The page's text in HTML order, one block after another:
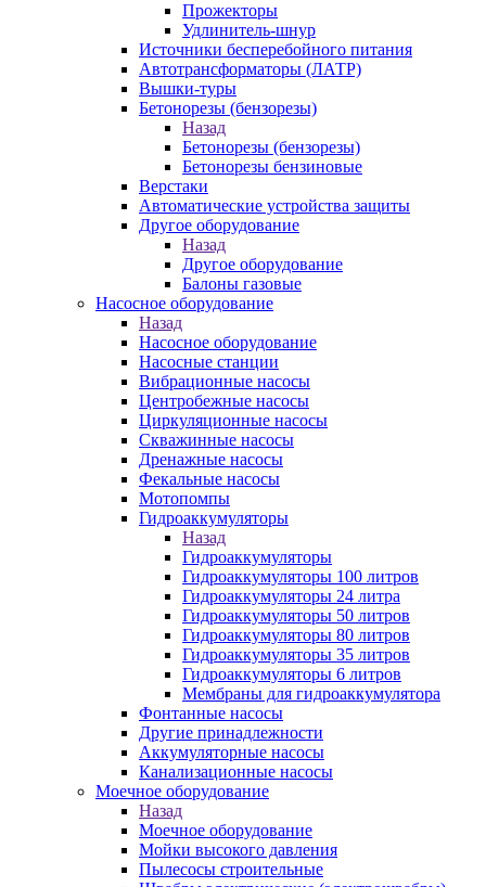
Прожекторы
Удлинитель-шнур
Источники бесперебойного питания
Автотрансформаторы (ЛАТР)
Вышки-туры
Бетонорезы (бензорезы)
Назад
Бетонорезы (бензорезы)
Бетонорезы бензиновые
Верстаки
Автоматические устройства защиты
Другое оборудование
Назад
Другое оборудование
Балоны газовые
Насосное оборудование
Назад
Насосное оборудование
Насосные станции
Вибрационные насосы
Центробежные насосы
Циркуляционные насосы
Скважинные насосы
Дренажные насосы
Фекальные насосы
Мотопомпы
Гидроаккумуляторы
Назад
Гидроаккумуляторы
Гидроаккумуляторы 100 литров
Гидроаккумуляторы 24 литра
Гидроаккумуляторы 50 литров
Гидроаккумуляторы 80 литров
Гидроаккумуляторы 35 литров
Гидроаккумуляторы 6 литров
Мембраны для гидроаккумулятора
Фонтанные насосы
Другие принадлежности
Аккумуляторные насосы
Канализационные насосы
Моечное оборудование
Назад
Моечное оборудование
Мойки высокого давления
Пылесосы строительные